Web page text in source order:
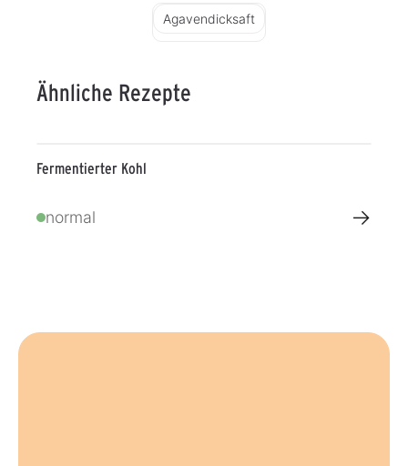
Agavendicksaft
Ähnliche Rezepte
Fermentierter Kohl
normal →